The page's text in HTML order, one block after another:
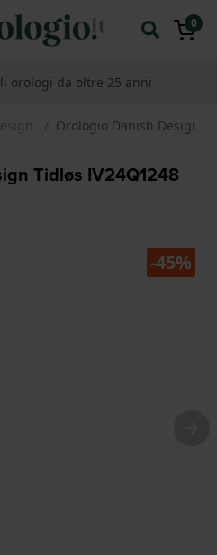
0
orologi da oltre 25 anni
Orologio Danish Design
Tidløs IV24Q1248
-45%